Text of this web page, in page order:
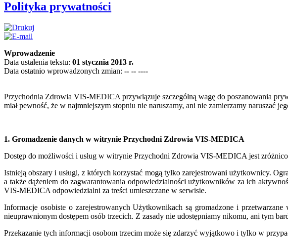
Polityka prywatności
Wprowadzenie
Data ustalenia tekstu: 01 stycznia 2013 r.
Data ostatnio wprowadzonych zmian: -- -- ----
Przychodnia Zdrowia VIS-MEDICA przywiązuje szczególną wagę do poszanowania
miał pewność, że w najmniejszym stopniu nie naruszamy, ani nie zamierzamy naruszać
1. Gromadzenie danych w witrynie Przychodni Zdrowia VIS-MEDICA
Dostęp do możliwości i usług w witrynie Przychodni Zdrowia VIS-MEDICA jest
Istnieją obszary i usługi, z których korzystać mogą tylko zarejestrowani użytkownicy.
a także dążeniem do zagwarantowania odpowiedzialności użytkowników za ich
VIS-MEDICA odpowiedzialni za treści umieszczane w serwisie.
Informacje osobiste o zarejestrowanych Użytkownikach są gromadzone i
nieuprawnionym dostępem osób trzecich. Z zasady nie udostępniamy nikomu, ani tym
Przekazanie tych informacji osobom trzecim może się zdarzyć wyjątkowo i tylko w